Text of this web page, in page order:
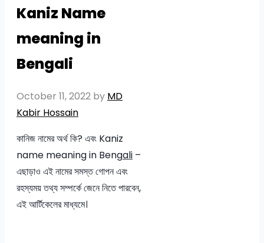
Kaniz Name
meaning in
Bengali
October 11, 2022 by MD
Kabir Hossain
কানিজ নামের অর্থ কি? এবং Kaniz
name meaning in Bengali –
এছাড়াও এই নামের সমস্ত গোপন এবং
রহস্যময় তথ্য সম্পর্কে জেনে নিতে পারবেন,
এই আর্টিকেলের মাধ্যমে।